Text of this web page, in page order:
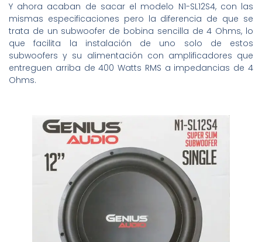
Y ahora acaban de sacar el modelo N1-SL12S4, con las
mismas especificaciones pero la diferencia de que se
trata de un subwoofer de bobina sencilla de 4 Ohms, lo
que facilita la instalación de uno solo de estos
subwoofers y su alimentación con amplificadores que
entreguen arriba de 400 Watts RMS a impedancias de 4
Ohms.